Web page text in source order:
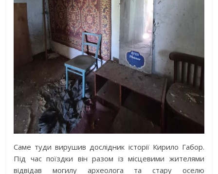
Саме туди вирушив дослідник історії Кирило Габор.
Під час поїздки він разом із місцевими жителями
відвідав могилу археолога та стару оселю